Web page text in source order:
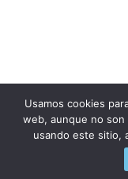
Usamos cookies
web, aunque no son
usando este sitio,